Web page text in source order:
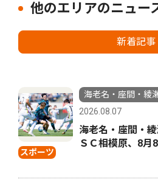
他のエリアのニュー
新着記事
スポーツ
海老名・座間・綾
2026.08.07
海老名・座間・
ＳＣ相模原、8月